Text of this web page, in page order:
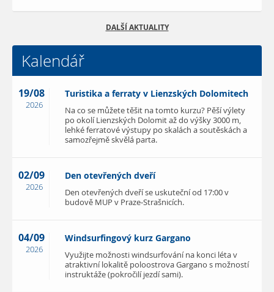
DALŠÍ AKTUALITY
Kalendář
19/08
2026
Turistika a ferraty v Lienzských Dolomitech
Na co se můžete těšit na tomto kurzu? Pěší výlety
po okolí Lienzských Dolomit až do výšky 3000 m,
lehké ferratové výstupy po skalách a soutěskách a
samozřejmě skvělá parta.
02/09
2026
Den otevřených dveří
Den otevřených dveří se uskuteční od 17:00 v
budově MUP v Praze-Strašnicích.
04/09
2026
Windsurfingový kurz Gargano
Využijte možnosti windsurfování na konci léta v
atraktivní lokalitě poloostrova Gargano s možností
instruktáže (pokročilí jezdí sami).